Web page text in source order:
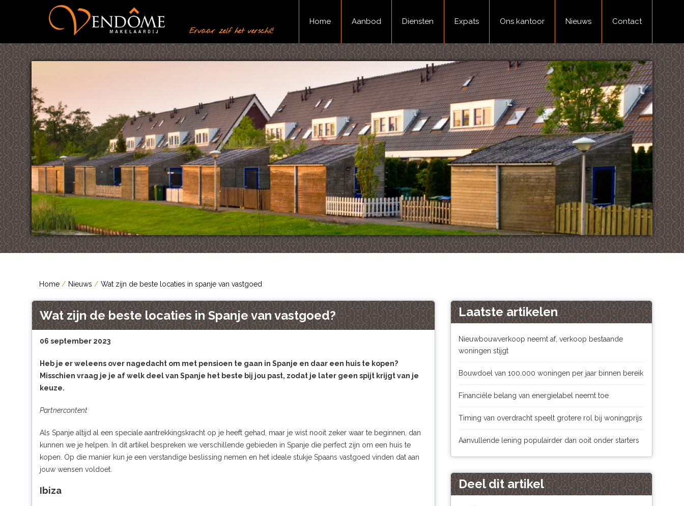
Ervaar zelf het verschil!
Home Aanbod Diensten Expats Ons kantoor Nieuws Contact
Home Nieuws Wat zijn de beste locaties in spanje van vastgoed
Wat zijn de beste locaties in Spanje van vastgoed?
06 september 2023
Heb je er weleens over nagedacht om met pensioen te gaan in Spanje en daar een huis te kopen?
Misschien vraag je je af welk deel van Spanje het beste bij jou past, zodat je later geen spijt krijgt van je
keuze.
Partnercontent
Als Spanje altijd al een speciale aantrekkingskracht op je heeft gehad, maar je wist nooit zeker waar te beginnen, dan
kunnen we je helpen. In dit artikel bespreken we verschillende gebieden in Spanje die perfect zijn om een huis te
kopen. Op die manier kun je een verstandige beslissing nemen en het ideale stukje Spaans vastgoed vinden dat aan
jouw wensen voldoet.
Ibiza
Laatste artikelen
Nieuwbouwverkoop neemt af, verkoop bestaande
woningen stijgt
Bouwdoel van 100.000 woningen per jaar binnen bereik
Financiële belang van energielabel neemt toe
Timing van overdracht speelt grotere rol bij woningprijs
Aanvullende lening populairder dan ooit onder starters
Deel dit artikel